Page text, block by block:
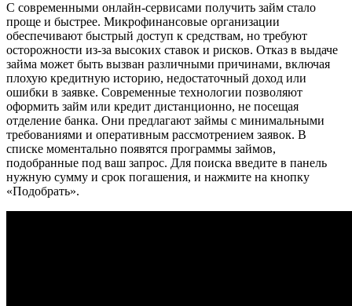
С современными онлайн-сервисами получить займ стало
проще и быстрее. Микрофинансовые организации
обеспечивают быстрый доступ к средствам, но требуют
осторожности из-за высоких ставок и рисков. Отказ в выдаче
займа может быть вызван различными причинами, включая
плохую кредитную историю, недостаточный доход или
ошибки в заявке. Современные технологии позволяют
оформить займ или кредит дистанционно, не посещая
отделение банка. Они предлагают займы с минимальными
требованиями и оперативным рассмотрением заявок. В
списке моментально появятся программы займов,
подобранные под ваш запрос. Для поиска введите в панель
нужную сумму и срок погашения, и нажмите на кнопку
«Подобрать».